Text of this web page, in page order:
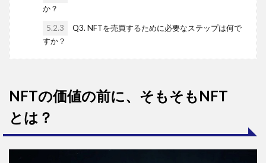
か？
5.2.3
Q3. NFTを売買するために必要なステップは何で
すか？
NFTの価値の前に、そもそもNFT
とは？